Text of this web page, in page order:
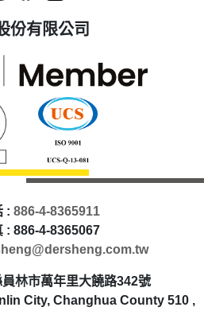
份有限公司
: 886-4-8365911
: 886-4-8365067
林市萬年里大饒路342號
City, Changhua County 510 ,